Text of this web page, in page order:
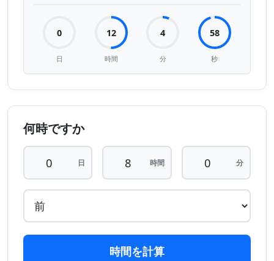
0
日
12
時間
4
分
58
秒
何時ですか
日 時間 分
時間を計算